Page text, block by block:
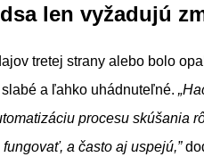
len vyžadujú
tretej strany alebo bolo
a ľahko uhádnuteľné.
procesu skúšania
a často aj uspejú,”